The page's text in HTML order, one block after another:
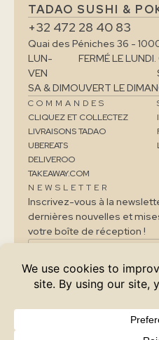
TADAO SUSHI &
+32 472 28 40 83
Quai des Péniches 36 -
LUN-
VEN
FERMÉ LE
SA & DIMOUVERT LE
COMMANDES
CLIQUEZ ET COLLECTEZ
LIVRAISONS TADAO
UBEREATS
DELIVEROO
TAKEAWAY.COM
NEWSLETTER
Inscrivez-vous à la
dernières nouvelles et
votre boîte de réception !
JE M'INSCRIS
J'accepte que Tadao traite
(politique de confidentialité).